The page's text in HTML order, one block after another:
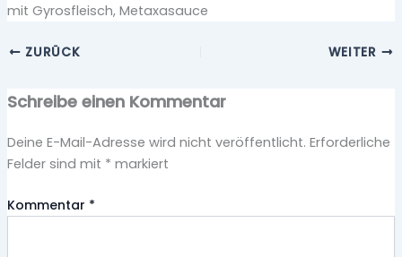
mit Gyrosfleisch, Metaxasauce
ZURÜCK WEITER
Schreibe einen Kommentar
Deine E-Mail-Adresse wird nicht veröffentlicht. Erforderliche
Felder sind mit * markiert
Kommentar *